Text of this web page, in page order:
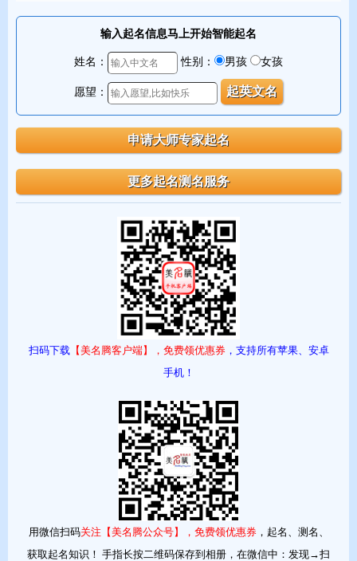
英国皇室的名字当然是非常的有讲究，我相信这也是它为什么能轻
易引起起名热潮的原因之一了。现在，英国皇室名来了。
Ⅰ 英国皇室名——George 乔治
男性名字，源自希腊语 Georgios，经由古法语和古拉丁语引入。希
腊名称由 geo¯rgos（farmer）一词派生而来，该词由 ge¯ “earth”+
ergein “to work” 组成。这也是几位早期圣徒的
人物，现在的英格兰（也是德国和葡萄牙）守护神圣乔治。今天，
英格兰国旗为白底红十字旗，通称圣乔治旗。倘若这位圣人真的存
在过，那他或许会在巴勒斯坦被迫害致死，因为戴克里先大帝在第
输入起名信息马上开始智能起名
姓名： 性别： 男孩 女孩
愿望：
扫码下载【美名腾客户端】，免费领优惠券，支持所有苹果、安卓
手机！
用微信扫码关注【美名腾公众号】，免费领优惠券，起名、测名、
获取起名知识！ 手指长按二维码保存到相册，在微信中：发现→扫